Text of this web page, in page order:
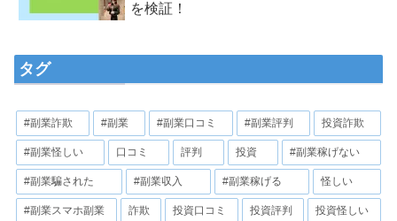
を検証！
タグ
#副業詐欺 #副業 #副業口コミ #副業評判 投資詐欺
#副業怪しい 口コミ 評判 投資 #副業稼げない
#副業騙された #副業収入 #副業稼げる 怪しい
#副業スマホ副業 詐欺 投資口コミ 投資評判 投資怪しい